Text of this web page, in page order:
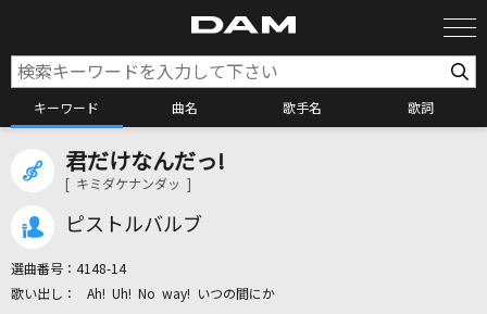
キーワード 曲名 歌手名 歌詞
カラオケ検索
君だけなんだっ!
[ キミダケナンダッ ]
ピストルバルブ
選曲番号： 4148-14
Ah! Uh! No way! いつの間にか